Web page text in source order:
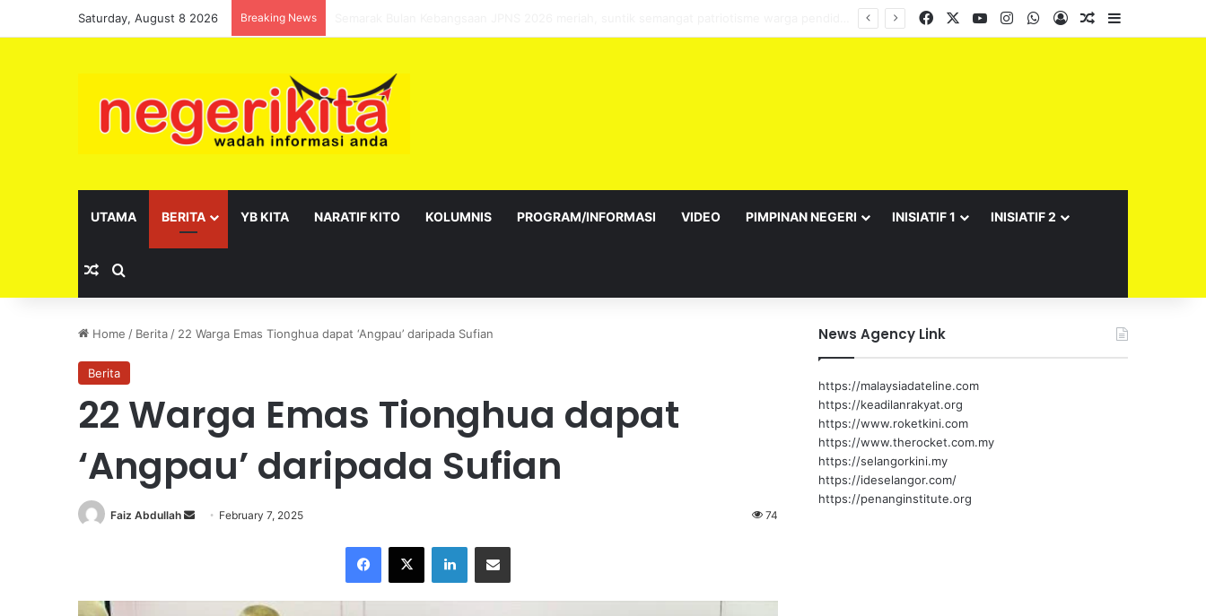
Saturday, August 8 2026 Breaking News Facebook YouTubeInstagramWhatsApp
Log InRandom Article
UTAMA BERITA YB KITA NARATIF KITO KOLUMNIS PROGRAM/INFORMASI VIDEO PIMPINAN NEGERI INISIATIF 1 INISIATIF 2
Random Article
Home / Berita / 22 Warga Emas Tionghua dapat ‘Angpau’ daripada Sufian
Berita
22 Warga Emas Tionghua dapat
‘Angpau’ daripada Sufian
Faiz Abdullah
a
February 7, 2025 74
News Agency Link
https://malaysiadateline.com
https://keadilanrakyat.org
https://www.roketkini.com
https://www.therocket.com.my
https://selangorkini.my
https://ideselangor.com/
https://penanginstitute.org